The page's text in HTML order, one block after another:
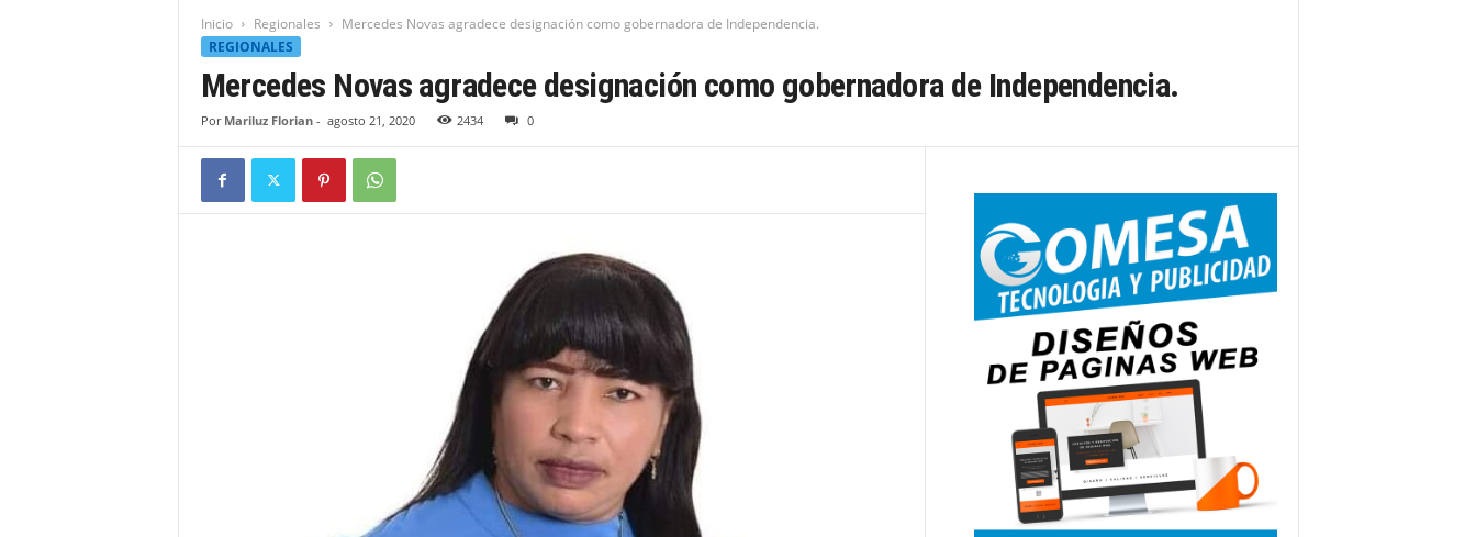
Inicio Regionales
Mercedes Novas agradece designación como gobernadora de Independencia.
REGIONALES
Mercedes Novas agradece designación como gobernadora de Independencia.
Por Mariluz Florian- agosto 21, 2020 2434 0